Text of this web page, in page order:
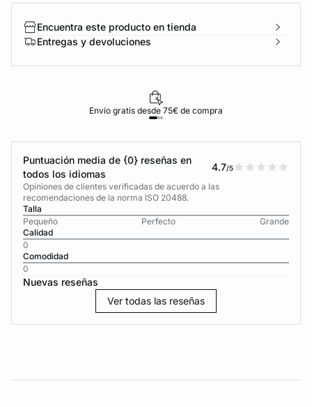
Encuentra este producto en tienda
Entregas y devoluciones
Envío gratis desde 75€ de compra
Puntuación media de {0} reseñas en
todos los idiomas
4.7/5
Opiniones de clientes verificadas de acuerdo a las
recomendaciones de la norma ISO 20488.
Talla
Pequeño
Perfecto
Grande
Calidad
0
Comodidad
0
Nuevas reseñas
Ver todas las reseñas